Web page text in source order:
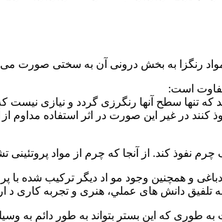
رنگزا به بخش درونی آن به سختی صورت
است:
سطح آنها رنگرزی گردد و نيازی نيست كه
در غير اين صورت در اثر استفاده مداوم
چرم نفوذ كند. از آنجا كه چرم از مواد
و همچنين وجود مو اد ديگر تركيب شده با
تلفيق دانش های عملي، هنری و تجربه كاری د
طوری كه اين بستر بتواند به طور دائم به